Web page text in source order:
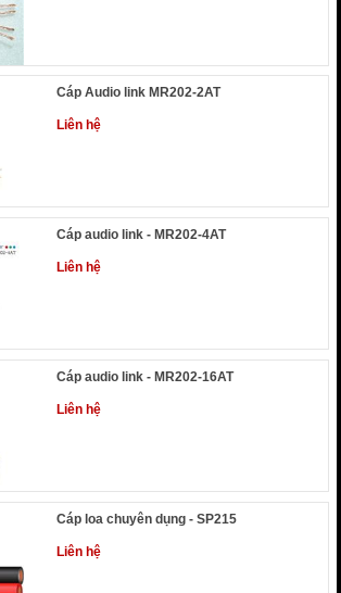
Cáp Audio link MR202-2AT
Liên hệ
Cáp audio link - MR202-4AT
Liên hệ
Cáp audio link - MR202-16AT
Liên hệ
Cáp loa chuyên dụng - SP215
Liên hệ